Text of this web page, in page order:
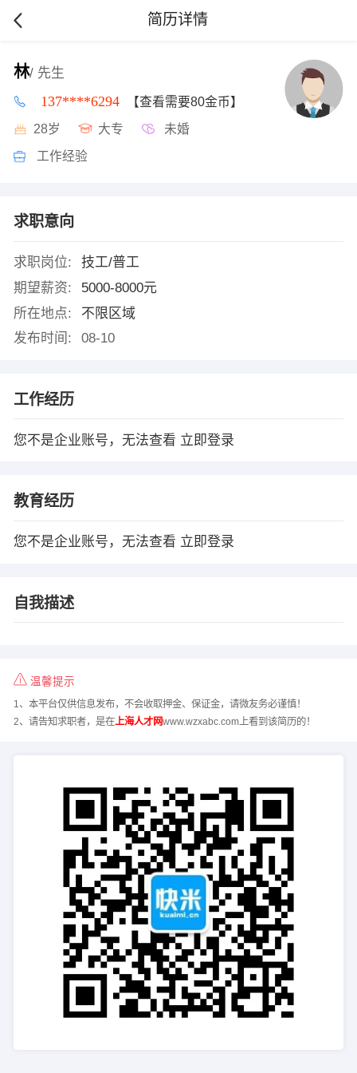
简历详情
林/ 先生
137****6294 【查看需要80金币】
28岁 大专 未婚
工作经验
求职意向
求职岗位:
技工/普工
期望薪资:
5000-8000元
所在地点:
不限区域
发布时间:
08-10
工作经历
您不是企业账号，无法查看 立即登录
教育经历
您不是企业账号，无法查看 立即登录
自我描述
温馨提示
1、本平台仅供信息发布，不会收取押金、保证金，请微友务必谨慎！
2、请告知求职者，是在上海人才网www.wzxabc.com上看到该简历的！